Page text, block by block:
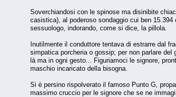
Soverchiandosi con le spinose ma disinibite
casistica), al poderoso sondaggio cui ben
sessuologo, indorando, come si dice, la pillola.
Inutilmente il conduttore tentava di estrarre dal
simpatica porcheria o gossip; per non parlare
là ma in ogni gesto... Figuriamoci le signore,
maschio incaricato della bisogna.
Si è persino rispolverato il famoso Punto G,
massimo cruccio per le signore che se ne